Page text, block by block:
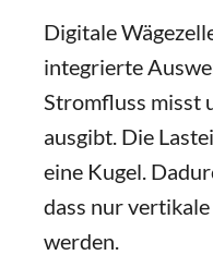
Digitale
integrierte
Stromfluss misst
ausgibt. Die
eine Kugel.
dass nur vertikale
werden.